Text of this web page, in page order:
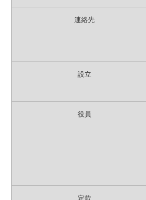
連絡先
設立
役員
定款